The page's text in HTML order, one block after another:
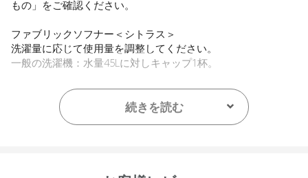
もの」をご確認ください。
ファブリックソフナー＜シトラス＞
洗濯量に応じて使用量を調整してください。
一般の洗濯機：水量45Lに対しキャップ1杯。
・ランドリーリキッド ＜ユーカリ＞ 500mL
・ファブリックソフナー ＜シトラス＞ 500mL
続きを読む